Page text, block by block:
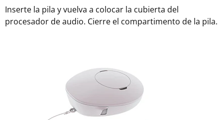
Inserte la pila y vuelva a colocar la cubierta del
procesador de audio. Cierre el compartimento de la pila.